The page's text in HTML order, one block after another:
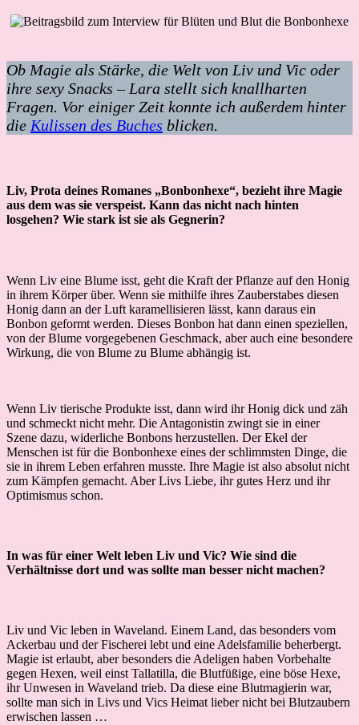
Ob Magie als Stärke, die Welt von Liv und Vic oder
ihre sexy Snacks – Lara stellt sich knallharten
Fragen. Vor einiger Zeit konnte ich außerdem hinter
die Kulissen des Buches blicken.
Liv, Prota deines Romanes „Bonbonhexe“, bezieht ihre Magie
aus dem was sie verspeist. Kann das nicht nach hinten
losgehen? Wie stark ist sie als Gegnerin?
Wenn Liv eine Blume isst, geht die Kraft der Pflanze auf den Honig
in ihrem Körper über. Wenn sie mithilfe ihres Zauberstabes diesen
Honig dann an der Luft karamellisieren lässt, kann daraus ein
Bonbon geformt werden. Dieses Bonbon hat dann einen speziellen,
von der Blume vorgegebenen Geschmack, aber auch eine besondere
Wirkung, die von Blume zu Blume abhängig ist.
Wenn Liv tierische Produkte isst, dann wird ihr Honig dick und zäh
und schmeckt nicht mehr. Die Antagonistin zwingt sie in einer
Szene dazu, widerliche Bonbons herzustellen. Der Ekel der
Menschen ist für die Bonbonhexe eines der schlimmsten Dinge, die
sie in ihrem Leben erfahren musste. Ihre Magie ist also absolut nicht
zum Kämpfen gemacht. Aber Livs Liebe, ihr gutes Herz und ihr
Optimismus schon.
In was für einer Welt leben Liv und Vic? Wie sind die
Verhältnisse dort und was sollte man besser nicht machen?
Liv und Vic leben in Waveland. Einem Land, das besonders vom
Ackerbau und der Fischerei lebt und eine Adelsfamilie beherbergt.
Magie ist erlaubt, aber besonders die Adeligen haben Vorbehalte
gegen Hexen, weil einst Tallatilla, die Blutfüßige, eine böse Hexe,
ihr Unwesen in Waveland trieb. Da diese eine Blutmagierin war,
sollte man sich in Livs und Vics Heimat lieber nicht bei Blutzaubern
erwischen lassen …